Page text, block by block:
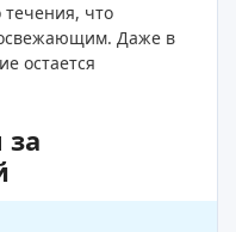
течения, что
Даже в
остается